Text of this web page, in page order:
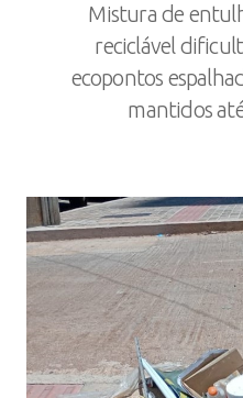
Mistura de
reciclável
ecopontos
mantidos